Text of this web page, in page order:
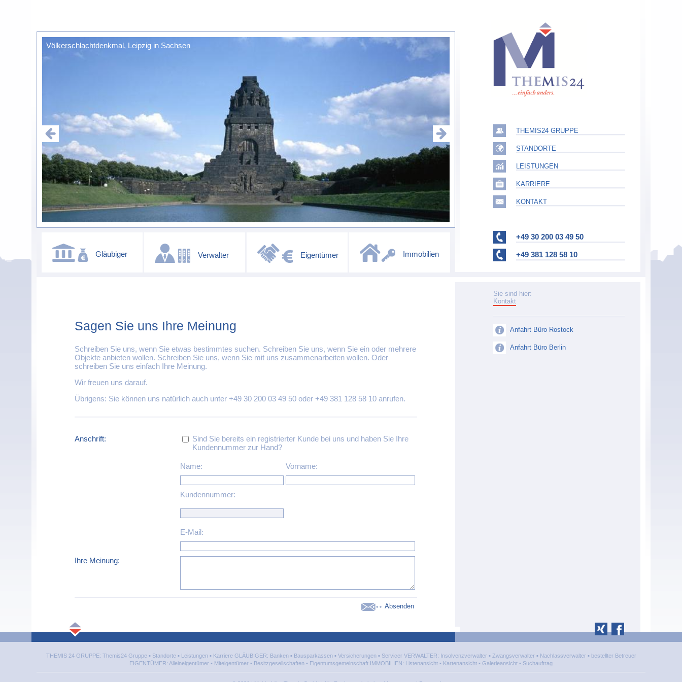
Völkerschlachtdenkmal, Leipzig in Sachsen
Gläubiger Verwalter Eigentümer Immobilien
Sagen Sie uns Ihre Meinung
Schreiben Sie uns, wenn Sie etwas bestimmtes suchen. Schreiben Sie uns, wenn Sie ein oder mehrere
Objekte anbieten wollen. Schreiben Sie uns, wenn Sie mit uns zusammenarbeiten wollen. Oder
schreiben Sie uns einfach Ihre Meinung.
Wir freuen uns darauf.
Übrigens: Sie können uns natürlich auch unter +49 30 200 03 49 50 oder +49 381 128 58 10 anrufen.
Anschrift:
Sind Sie bereits ein registrierter Kunde bei uns und haben Sie Ihre
Kundennummer zur Hand?
Name: Vorname:
Kundennummer:
E-Mail:
Ihre Meinung:
THEMIS24 GRUPPE
STANDORTE
LEISTUNGEN
KARRIERE
KONTAKT
+49 30 200 03 49 50
+49 381 128 58 10
Sie sind hier:
Kontakt
Anfahrt Büro Rostock
Anfahrt Büro Berlin
THEMIS 24 GRUPPE: Themis24 Gruppe▪ Standorte▪ Leistungen▪ KarriereGLÄUBIGER: Banken▪ Bausparkassen▪ Versicherungen▪ ServicerVERWALTER: Insolvenzverwalter▪ Zwangsverwalter▪ Nachlassverwalter▪ bestellter Betreuer
EIGENTÜMER: Alleineigentümer ▪ Miteigentümer ▪ Besitzgesellschaften ▪ Eigentumsgemeinschaft IMMOBILIEN: Listenansicht ▪ Kartenansicht ▪ Galerieansicht ▪ Suchauftrag